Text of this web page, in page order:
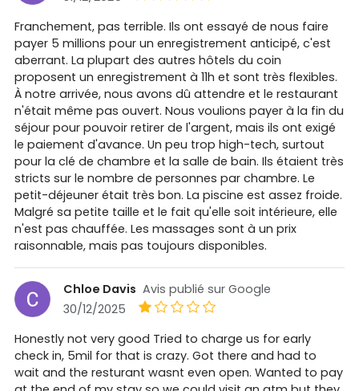
Franchement, pas terrible. Ils ont essayé de nous faire
payer 5 millions pour un enregistrement anticipé, c'est
aberrant. La plupart des autres hôtels du coin
proposent un enregistrement à 11h et sont très flexibles.
À notre arrivée, nous avons dû attendre et le restaurant
n'était même pas ouvert. Nous voulions payer à la fin du
séjour pour pouvoir retirer de l'argent, mais ils ont exigé
le paiement d'avance. Un peu trop high-tech, surtout
pour la clé de chambre et la salle de bain. Ils étaient très
stricts sur le nombre de personnes par chambre. Le
petit-déjeuner était très bon. La piscine est assez froide.
Malgré sa petite taille et le fait qu'elle soit intérieure, elle
n'est pas chauffée. Les massages sont à un prix
raisonnable, mais pas toujours disponibles.
Chloe Davis Avis publié sur Google
30/12/2025
Honestly not very good Tried to charge us for early
check in, 5mil for that is crazy. Got there and had to
wait and the resturant wasnt even open. Wanted to pay